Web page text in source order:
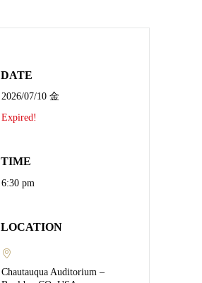
DATE
2026/07/10 金
Expired!
TIME
6:30 pm
LOCATION
Chautauqua Auditorium –